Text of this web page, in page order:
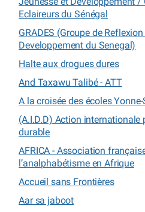
Eclaireurs du Sénégal
GRADES (Groupe de
Developpement du Senegal)
Halte aux drogues dures
And Taxawu Talibé - ATT
A la croisée des écoles Yonne-
(A.I.D.D) Action internationale
durable
AFRICA - Association
l’analphabétisme en Afrique
Accueil sans Frontières
Aar sa jaboot